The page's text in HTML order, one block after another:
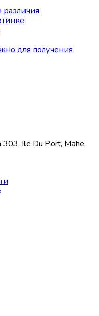
различия
для получения
Ile Du Port, Mahe,